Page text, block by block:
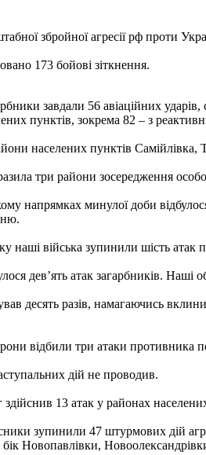
збройної агресії рф проти
173 бойові зіткнення.
завдали 56 авіаційних
пунктів, зокрема 82 – з
населених пунктів Самійлівка,
три райони зосередження
напрямках минулої доби
війська зупинили шість атак
дев’ять атак загарбників.
десять разів, намагаючись
відбили три атаки противника
дій не проводив.
13 атак у районах
зупинили 47 штурмових дій
Новопавлівки,